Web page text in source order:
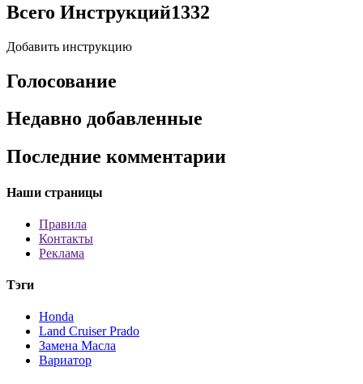
Всего Инструкций1332
Добавить инструкцию
Голосование
Недавно добавленные
Последние комментарии
Наши страницы
Правила
Контакты
Реклама
Тэги
Honda
Land Cruiser Prado
Замена Масла
Вариатор